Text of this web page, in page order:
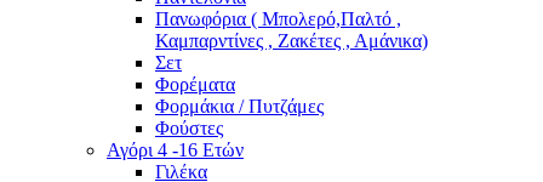
Πανωφόρια ( Μπολερό,Παλτό ,
Καμπαρντίνες , Ζακέτες , Αμάνικα)
Σετ
Φορέματα
Φορμάκια / Πυτζάμες
Φούστες
Αγόρι 4 -16 Ετών
Γιλέκα